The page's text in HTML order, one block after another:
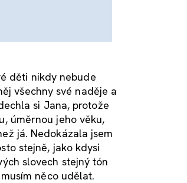
děti nikdy nebude
všechny své naděje a
si Jana, protože
úměrnou jeho věku,
já. Nedokázala jsem
stejně, jako kdysi
slovech stejný tón
něco udělat.